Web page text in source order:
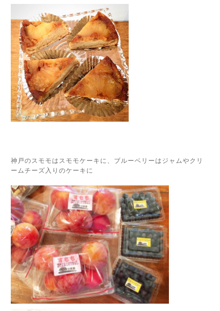
神戸のスモモはスモモケーキに、ブルーベリーはジャムやクリ
ームチーズ入りのケーキに